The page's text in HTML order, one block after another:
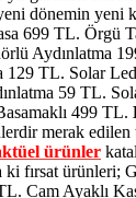
dönemin yeni
699 TL. Örgü
Aydınlatma
129 TL. Solar
59 TL.
499 TL.
merak edilen
ürünler
fırsat ürünleri;
Cam Ayaklı